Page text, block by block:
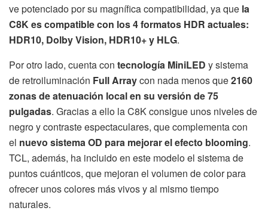
ve potenciado por su magnífica compatibilidad, ya que la
C8K es compatible con los 4 formatos HDR actuales:
HDR10, Dolby Vision, HDR10+ y HLG.
Por otro lado, cuenta con tecnología MiniLED y sistema
de retroiluminación Full Arraycon nada menos que2160
zonas de atenuación local en su versión de 75
pulgadas. Gracias a ello la C8K consigue unos niveles de
negro y contraste espectaculares, que complementa con
el nuevo sistema OD para mejorar el efecto blooming.
TCL, además, ha incluido en este modelo el sistema de
puntos cuánticos, que mejoran el volumen de color para
ofrecer unos colores más vivos y al mismo tiempo
naturales.